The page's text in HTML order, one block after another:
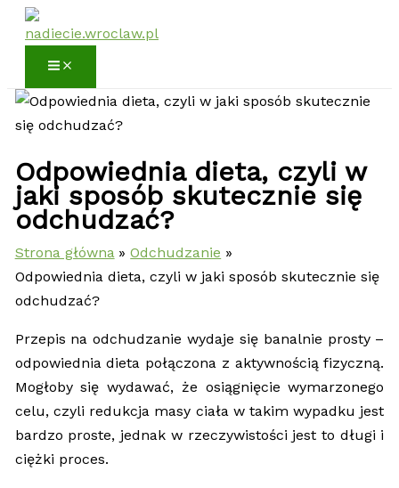
Przejdź
Odpowiednia dieta, czyli w
jaki sposób skutecznie się
odchudzać?
Strona główna
Odchudzanie
Odpowiednia dieta, czyli w jaki sposób skutecznie się
odchudzać?
Przepis na odchudzanie wydaje się banalnie prosty –
odpowiednia dieta połączona z aktywnością fizyczną.
Mogłoby się wydawać, że osiągnięcie wymarzonego
celu, czyli redukcja masy ciała w takim wypadku jest
bardzo proste, jednak w rzeczywistości jest to długi i
ciężki proces.